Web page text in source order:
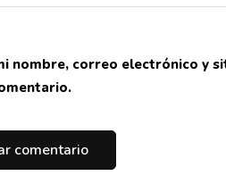
nombre, correo electrónico y